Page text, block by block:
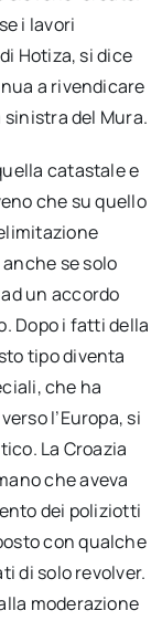
i lavori
Hotiza, si dice
a rivendicare
del Mura.
catastale e
che su quello
se solo
un accordo
Dopo i fatti della
tipo diventa
che ha
l’Europa, si
La Croazia
che aveva
dei poliziotti
con qualche
di solo revolver.
moderazione